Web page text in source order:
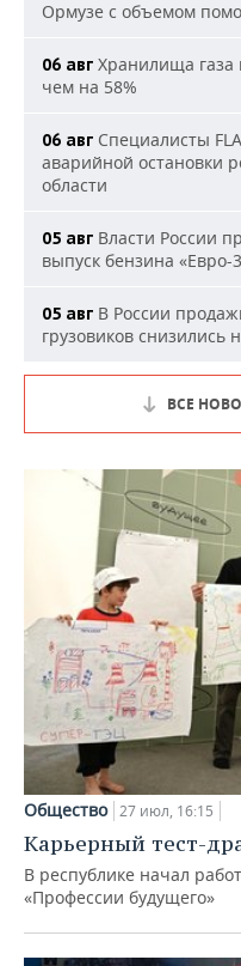
Ормузе с объемом
06 авг Хранилища газа
чем на 58%
06 авг Специалисты
аварийной остановки
области
05 авг Власти России
выпуск бензина «Евро-
05 авг В России
грузовиков снизились
ВСЕ
Общество 27 июл, 16:15
Карьерный тест-
В республике начал
«Профессии будущего»